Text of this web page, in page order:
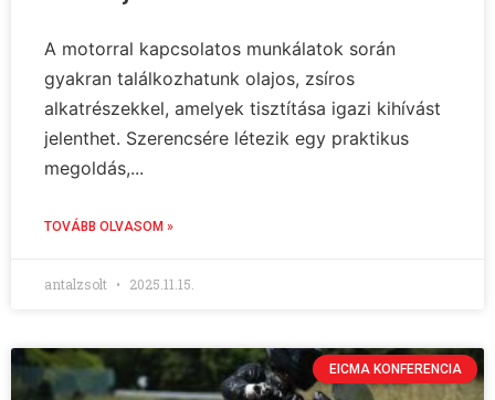
A motorral kapcsolatos munkálatok során
gyakran találkozhatunk olajos, zsíros
alkatrészekkel, amelyek tisztítása igazi kihívást
jelenthet. Szerencsére létezik egy praktikus
megoldás,...
TOVÁBB OLVASOM »
antalzsolt 2025.11.15.
EICMA KONFERENCIA